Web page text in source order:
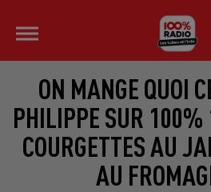
ON MANGE QUOI
PHILIPPE SUR 100%
COURGETTES AU
AU